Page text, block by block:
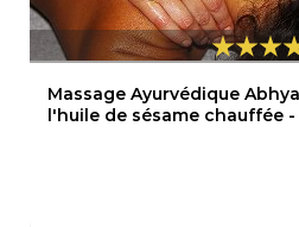
Massage Ayurvédique
l'huile de sésame chauffée -